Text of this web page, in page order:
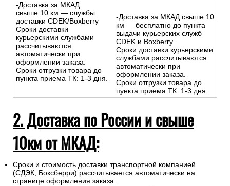
-Доставка за МКАД
свыше 10 км — службы
доставки CDEK/Boxberry
Сроки доставки
курьерскими службами
рассчитываются
автоматически при
оформлении заказа.
Сроки отгрузки товара до
пункта приема ТК: 1-3 дня.
-Доставка за МКАД свыше 10
км — бесплатно до пункта
выдачи курьерских служб
CDEK и Boxberry
Сроки доставки курьерскими
службами рассчитываются
автоматически при
оформлении заказа.
Сроки отгрузки товара до
пункта приема ТК: 1-3 дня.
2. Доставка по России и свыше
10км от МКАД:
Сроки и стоимость доставки транспортной компанией
(СДЭК, Боксберри) рассчитывается автоматически на
странице оформления заказа.